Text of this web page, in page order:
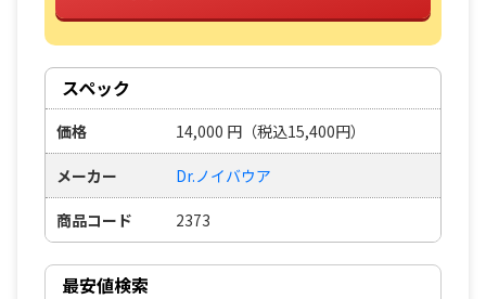
スペック
価格 14,000 円 （税込15,400円）
メーカー Dr.ノイバウア
商品コード 2373
最安値検索